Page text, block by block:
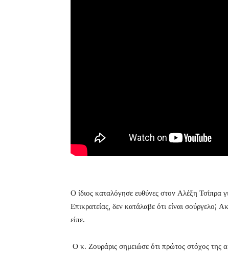
Ο ίδιος καταλόγησε ευθύνες στον Αλέξη Τσίπρα
Επικρατείας, δεν κατάλαβε ότι είναι
είπε.
Ο κ. Ζουράρις σημειώσε ότι πρώτος στόχος της